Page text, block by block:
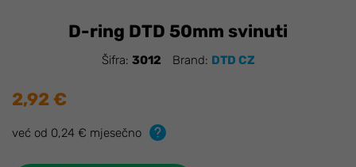
D-ring DTD 50mm svinuti
Šifra: 3012 Brand: DTD CZ
2,92 €
već od 0,24 € mjesečno